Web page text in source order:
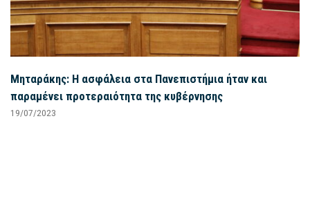
Μηταράκης: Η ασφάλεια στα Πανεπιστήμια ήταν και
παραμένει προτεραιότητα της κυβέρνησης
19/07/2023